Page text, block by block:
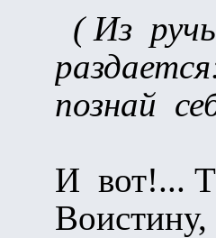
( Из
познай
И вот!...